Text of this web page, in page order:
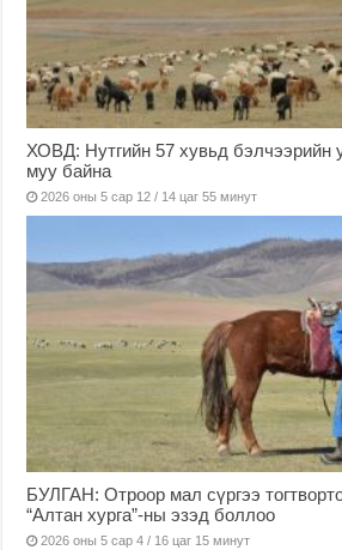
ХОВД: Нутгийн 57 хувьд бэлчээрийн
муу байна
2026 оны 5 сар 12 / 14 цаг 55 минут
БУЛГАН: Отроор мал сүргээ
“Алтан хурга”-ны эзэд боллоо
2026 оны 5 сар 4 / 16 цаг 15 минут